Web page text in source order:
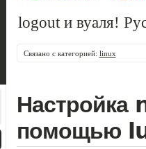
logout и вуаля!
Связано с категорией: linux
Настройка
помощью